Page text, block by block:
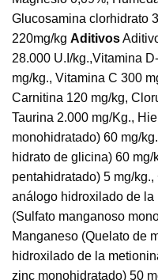
Glucosamina clorhidrato
220mg/kg Aditivos
28.000 U.I/kg.,Vitamina
mg/kg., Vitamina C 300
Carnitina 120 mg/kg,
Taurina 2.000 mg/Kg.,
monohidratado) 60 mg/
hidrato de glicina) 60
pentahidratado) 5 mg/
análogo hidroxilado de la
(Sulfato manganoso
Manganeso (Quelato de
hidroxilado de la
zinc monohidratado) 50